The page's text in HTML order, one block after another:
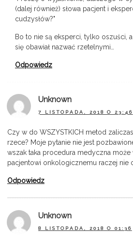
(dalej również) słowa pacjent i
cudzysłów?"
Bo to nie są eksperci, tylko oszuści,
się obawiał nazwać rzetelnymi…
Odpowiedz
Unknown
7 LISTOPADA, 2018 O 23:46
Czy w do WSZYSTKICH metod
rzece? Moje pytanie nie jest
wszak taka procedura medyczna
pacjentowi onkologicznemu raczej nie
Odpowiedz
Unknown
8 LISTOPADA, 2018 O 01:36